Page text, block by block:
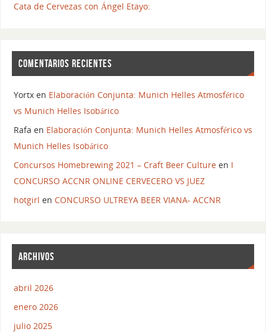
Cata de Cervezas con Ángel Etayo:
COMENTARIOS RECIENTES
Yortxen Elaboración Conjunta: Munich Helles Atmosférico
vs Munich Helles Isobárico
Rafa en Elaboración Conjunta: Munich Helles Atmosférico vs
Munich Helles Isobárico
Concursos Homebrewing 2021 – Craft Beer Cultureen I
CONCURSO ACCNR ONLINE CERVECERO VS JUEZ
hotgirl en CONCURSO ULTREYA BEER VIANA- ACCNR
ARCHIVOS
abril 2026
enero 2026
julio 2025